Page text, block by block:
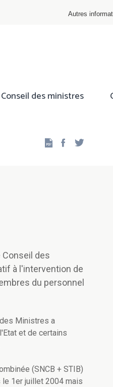
Autres
Conseil des ministres
Facebook
Conseil des
à l'intervention de
du personnel
Ministres a
et de certains
(SNCB + STIB)
1er juillet 2004 mais